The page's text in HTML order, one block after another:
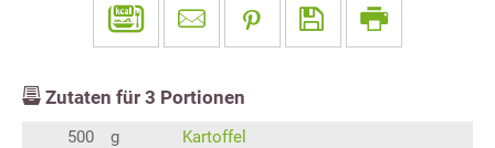
Zutaten für 3 Portionen
500 g
Kartoffel